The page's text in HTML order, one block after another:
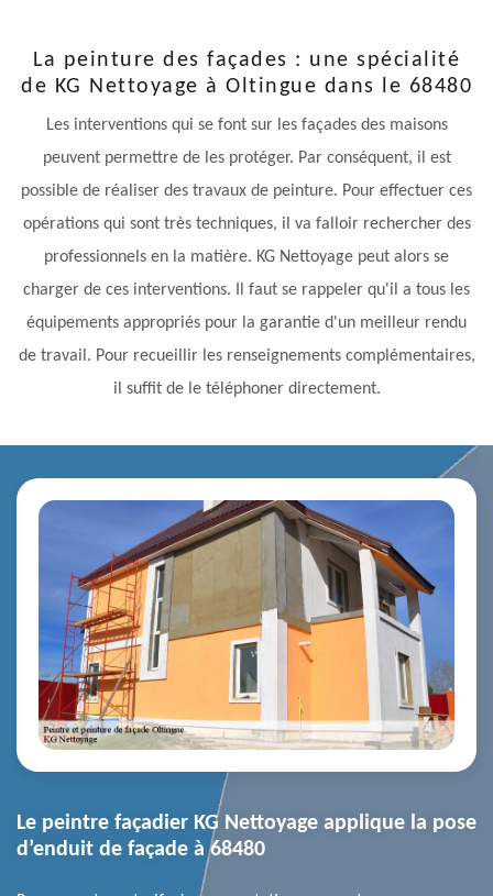
La peinture des façades : une spécialité
de KG Nettoyage à Oltingue dans le 68480
Les interventions qui se font sur les façades des maisons
peuvent permettre de les protéger. Par conséquent, il est
possible de réaliser des travaux de peinture. Pour effectuer ces
opérations qui sont très techniques, il va falloir rechercher des
professionnels en la matière. KG Nettoyage peut alors se
charger de ces interventions. Il faut se rappeler qu'il a tous les
équipements appropriés pour la garantie d'un meilleur rendu
de travail. Pour recueillir les renseignements complémentaires,
il suffit de le téléphoner directement.
Le peintre façadier KG Nettoyage applique la pose
d’enduit de façade à 68480